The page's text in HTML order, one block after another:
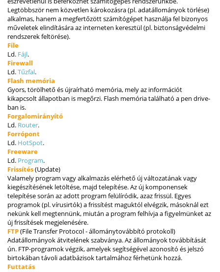
Legtöbbször nem közvetlen károkozásra (pl. adatállományok törlése)
alkalmas, hanem a megfertőzött számítógépet használja fel bizonyos
műveletek elindítására az interneten keresztül (pl. biztonságvédelmi
rendszerek feltörése).
File
Ld. Fájl.
Firewall
Ld.Tűzfal.
Flash memória
Gyors, törölhető és újraírható memória, mely az információt
kikapcsolt állapotban is megőrzi. Flash memória található a pen drive-
ban is.
Forgalomirányító
Ld. Router.
Forrópont
Ld. HotSpot.
Freeware
Ld. Program.
Frissítés(Update)
Valamely program vagy alkalmazás elérhető új változatának vagy
kiegészítésének letöltése, majd telepítése. Az új komponensek
telepítése során az adott program felülíródik, azaz frissül. Egyes
programok (pl. vírusirtók) a frissítést maguktól elvégzik, másoknál ezt
nekünk kell megtennünk, miután a program felhívja a figyelmünket az
új frissítések megjelenésére.
FTP(File Transfer Protocol - állománytovábbító protokoll)
Adatállományok átvitelének szabványa. Az állományok továbbítását
ún. FTP-programok végzik, amelyek segítségével azonosító és jelszó
birtokában távoli adatbázisok tartalmához férhetünk hozzá.
Futtatás